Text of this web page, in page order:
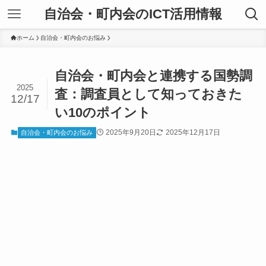
自治会・町内会のICT活用情報
ホーム 自治会・町内会のお悩み
自治会・町内会と連携する国勢調
査：調査員として知っておきた
い10のポイント
2025
12/17
自治会・町内会のお悩み 2025年9月20日 2025年12月17日